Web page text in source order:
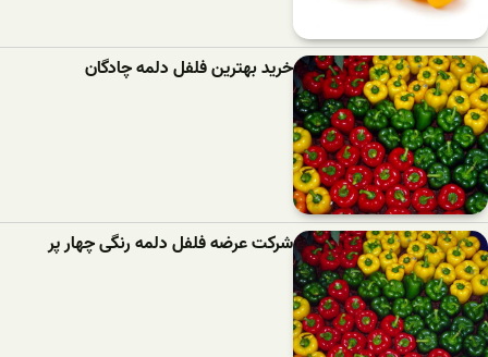
خرید بهترین فلفل دلمه‌ چادگان
شرکت عرضه فلفل دلمه رنگی چهار پر